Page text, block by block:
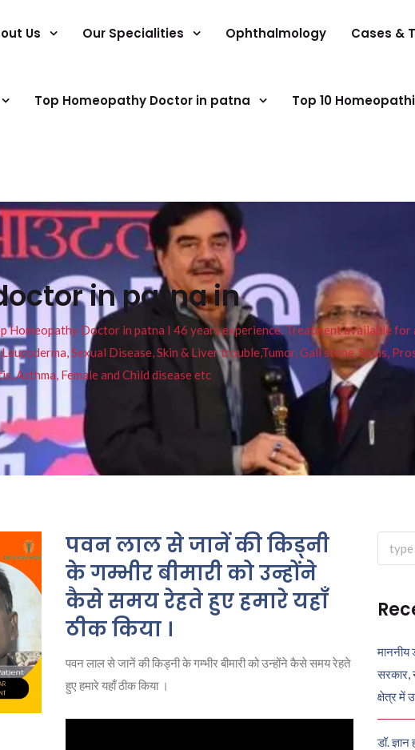
Us Our Specialities Ophthalmology Cases &
Top Homeopathy Doctor in patna Top 10
in patna in
Homeopathy Doctor in patna I 46 years experience. Treatment available
Sexual Disease, Skin & Liver trouble,Tumor, Gall stone, Sinus,
Asthma, Female and Child disease etc
पवन लाल से जानें की किड्नी
के गम्भीर बीमारी को उन्होंने
कैसे समय रेहते हुए हमारे यहाँ
ठीक किया ।
पवन लाल से जानें की किड्नी के गम्भीर बीमारी को उन्होंने कैसे समय रेहते
हुए हमारे यहाँ ठीक किया ।
Search
for:
माननीय
सरकार,
क्षेत्र में
डॉ.